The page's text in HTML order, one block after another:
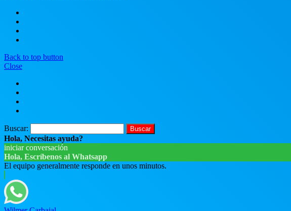
Back to top button
Close
Buscar:
Hola, Necesitas ayuda?
iniciar conversación
Hola, Escríbenos al Whatsapp
El equipo generalmente responde en unos minutos.